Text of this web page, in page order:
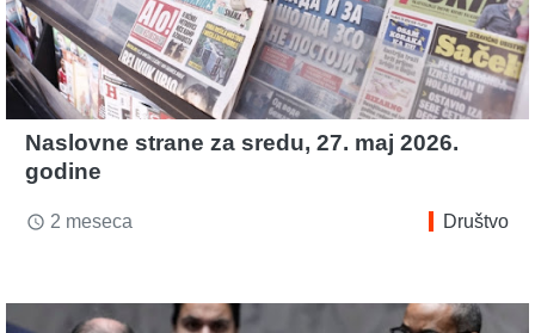
Naslovne strane za sredu, 27. maj 2026.
godine
access_time 2 meseca Društvo